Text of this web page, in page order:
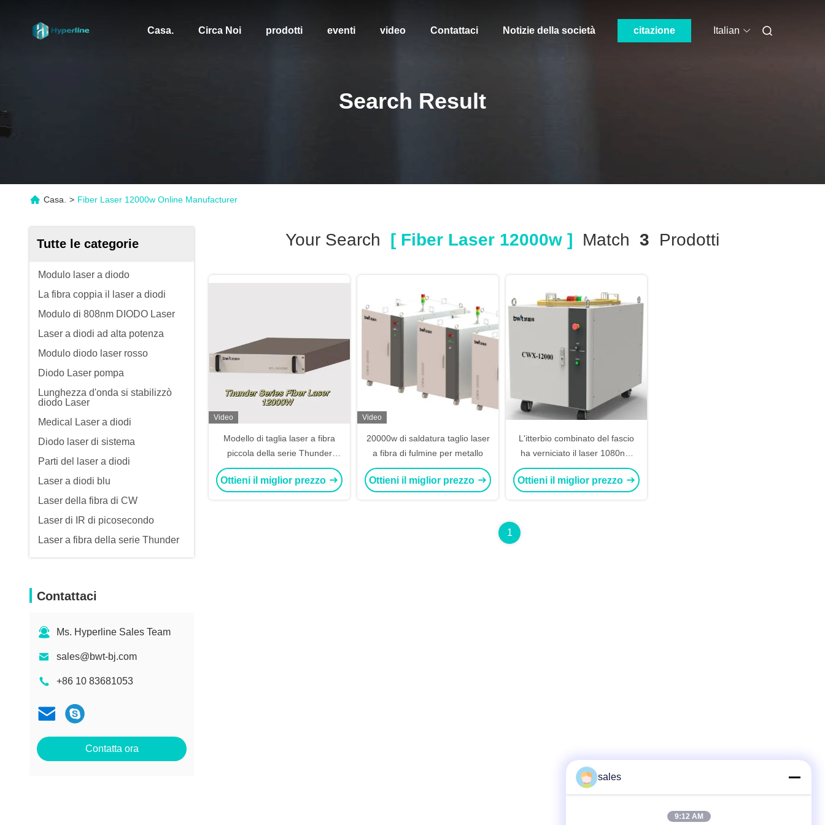
Casa. Circa Noi prodotti eventi video Contattaci Notizie della società citazione Italian
Search Result
Casa. > Fiber Laser 12000w Online Manufacturer
Tutte le categorie
Modulo laser a diodo
La fibra coppia il laser a diodi
Modulo di 808nm DIODO Laser
Laser a diodi ad alta potenza
Modulo diodo laser rosso
Diodo Laser pompa
Lunghezza d'onda si stabilizzò
diodo Laser
Medical Laser a diodi
Diodo laser di sistema
Parti del laser a diodi
Laser a diodi blu
Laser della fibra di CW
Laser di IR di picosecondo
Laser a fibra della serie Thunder
Contattaci
Ms. Hyperline Sales Team
sales@bwt-bj.com
+86 10 83681053
Contatta ora
Your Search [ Fiber Laser 12000w ] Match 3 Prodotti
Video
Modello di taglia laser a fibra
piccola della serie Thunder
Cwx-12000 per il taglio della
saldatura
Ottieni il miglior prezzo
Video
20000w di saldatura taglio laser
a fibra di fulmine per metallo
Ottieni il miglior prezzo
L'itterbio combinato del fascio
ha verniciato il laser 1080nm
della fibra 12000w
Ottieni il miglior prezzo
1
sales
9:12 AM